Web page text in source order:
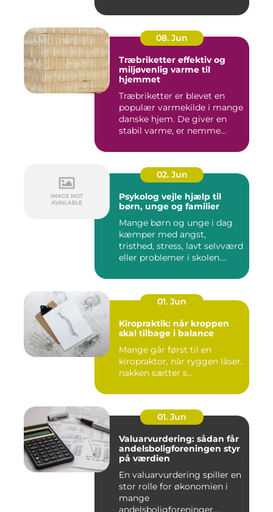
08. Jun
Træbriketter effektiv og
miljøvenlig varme til
hjemmet
Træbriketter er blevet en
populær varmekilde i mange
danske hjem. De giver en
stabil varme, er nemme...
02. Jun
Psykolog vejle hjælp til
børn, unge og familier
Mange børn og unge i dag
kæmper med angst,
tristhed, stress, lavt selvværd
eller problemer i skolen....
01. Jun
Kiropraktik: når kroppen
skal tilbage i balance
Mange går først til en
kiropraktor, når ryggen låser,
nakken sætter s...
01. Jun
Valuarvurdering: sådan får
andelsboligforeningen styr
på værdien
En valuarvurdering spiller en
stor rolle for økonomien i
mange
andelsboligforeninger.